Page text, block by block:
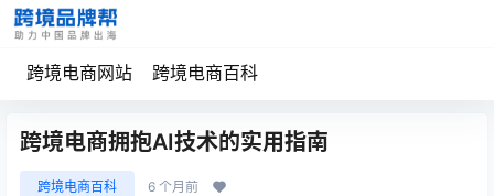
跨境电商网站 跨境电商百科
跨境电商拥抱AI技术的实用指南
跨境电商百科 6 个月前